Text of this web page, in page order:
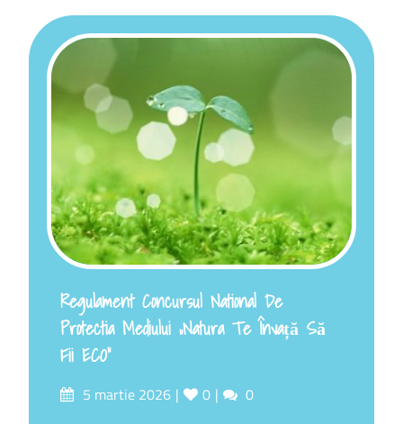
Regulament Concursul National De
Protectia Mediului „Natura Te Învață Să
Fii ECO”
5 martie 2026 0 0